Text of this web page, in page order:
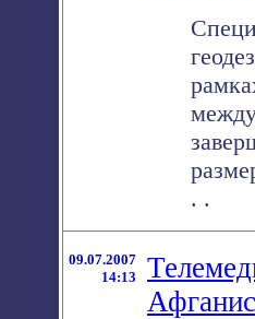
. .
09.07.2007
14:13